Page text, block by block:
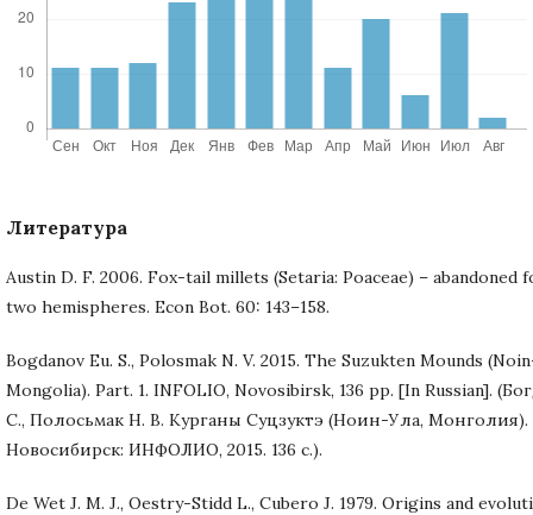
Литература
Austin D. F. 2006. Fox-tail millets (Setaria: Poaceae) – abandoned
two hemispheres. Econ Bot. 60: 143–158.
Bogdanov Eu. S., Polosmak N. V. 2015. The Suzukten Mounds
Mongolia). Part. 1. INFOLIO, Novosibirsk, 136 pp. [In Russian].
С., Полосьмак Н. В. Курганы Суцзуктэ (Ноин-Ула, Монголия).
Новосибирск: ИНФОЛИО, 2015. 136 c.).
De Wet J. M. J., Oestry-Stidd L., Cubero J. 1979. Origins and